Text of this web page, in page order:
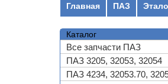
Главная ПАЗ
Каталог
Все запчасти ПАЗ
ПАЗ 3205, 32053, 32054
ПАЗ 4234, 32053.70,